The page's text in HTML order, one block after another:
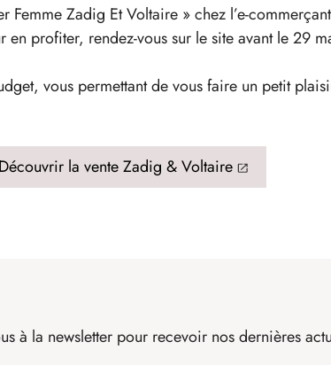
Zadig Et Voltaire » chez l’e-commerçant
en profiter, rendez-vous sur le site avant le 29
vous permettant de vous faire un petit
Découvrir la vente Zadig & Voltaire
à la newsletter pour recevoir nos dernières